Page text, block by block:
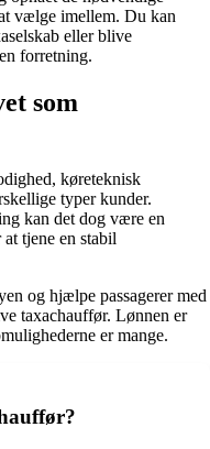
vælge imellem. Du kan
eller blive
forretning.
som
køreteknisk
typer kunder.
kan det dog være en
tjene en stabil
og hjælpe passagerer med
taxachauffør. Lønnen er
er mange.